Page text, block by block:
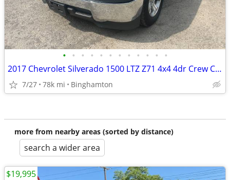
• • • • • • • • • • • •
2017 Chevrolet Silverado 1500 LTZ Z71 4x4 4dr Crew Cab 6.5 ft. SB
7/27 78k mi Binghamton
more from nearby areas (sorted by distance)
search a wider area
$19,995